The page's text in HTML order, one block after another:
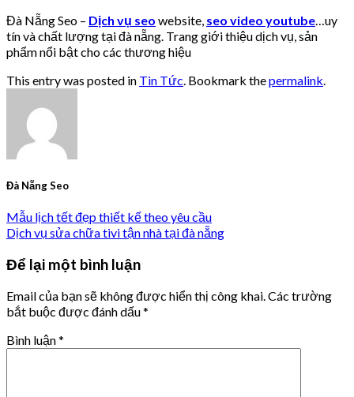
Đà Nẵng Seo – Dịch vụ seo website, seo video youtube …uy
tín và chất lượng tại đà nẵng. Trang giới thiệu dịch vụ, sản
phẩm nổi bật cho các thương hiệu
This entry was posted in Tin Tức . Bookmark thepermalink
Đà Nẵng Seo
Mẫu lịch tết đẹp thiết kế theo yêu cầu
Dịch vụ sửa chữa tivi tận nhà tại đà nẵng
Để lại một bình luận
Email của bạn sẽ không được hiển thị công khai.Các trường
bắt buộc được đánh dấu*
Bình luận*